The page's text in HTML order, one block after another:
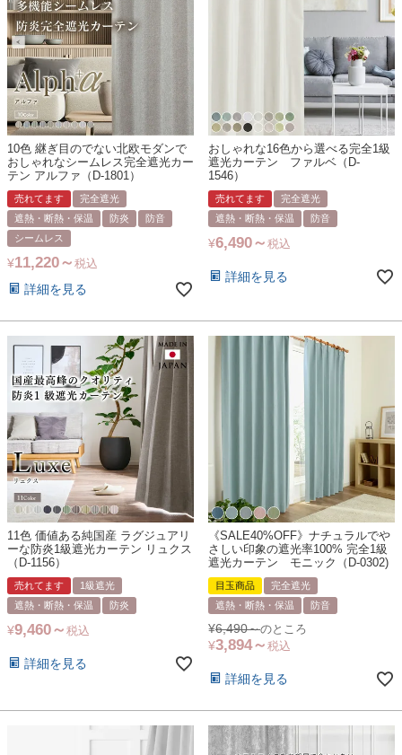
10色 継ぎ目のでない北欧モダンで
おしゃれなシームレス完全遮光カー
テン アルファ（D-1801）
売れてます
完全遮光
遮熱・断熱・保温
防炎
防音
シームレス
¥11,220 税込
詳細を見る
おしゃれな16色から選べる完全1級
遮光カーテン ファルベ（D-
1546）
売れてます
完全遮光
遮熱・断熱・保温
防音
¥6,490 税込
詳細を見る
11色 価値ある純国産 ラグジュアリ
ーな防炎1級遮光カーテン リュクス
（D-1156）
売れてます
1級遮光
遮熱・断熱・保温
防炎
¥9,460 税込
詳細を見る
《SALE40%OFF》ナチュラルでや
さしい印象の遮光率100% 完全1級
遮光カーテン モニック（D-0302)
目玉商品
完全遮光
遮熱・断熱・保温
防音
¥6,490 のところ
¥3,894 税込
詳細を見る